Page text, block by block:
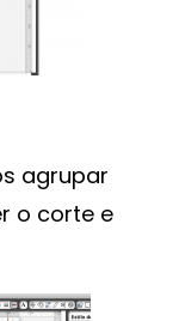
agrupar
o corte e